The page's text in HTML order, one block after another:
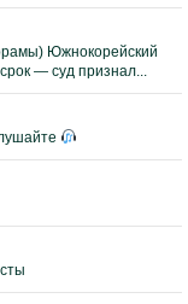
Южнокорейский
— суд признал...